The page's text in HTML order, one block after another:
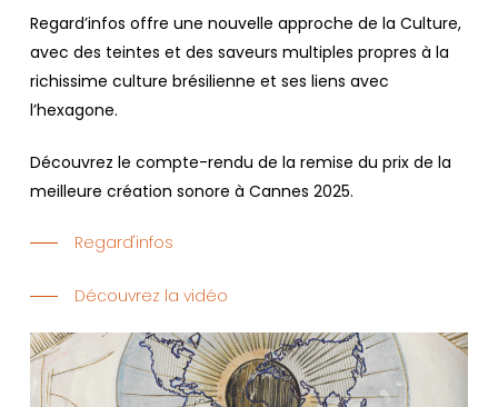
Regard’infos offre une nouvelle approche de la Culture,
avec des teintes et des saveurs multiples propres à la
richissime culture brésilienne et ses liens avec
l’hexagone.
Découvrez le compte-rendu de la remise du prix de la
meilleure création sonore à Cannes 2025.
Regard'infos
Découvrez la vidéo